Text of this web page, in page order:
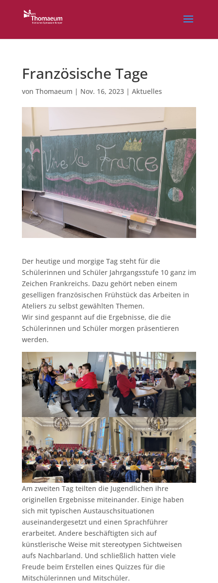
Französische Tage
von Thomaeum | Nov. 16, 2023| Aktuelles
Der heutige und morgige Tag steht für die
Schülerinnen und Schüler Jahrgangsstufe 10 ganz im
Zeichen Frankreichs. Dazu gehört neben einem
geselligen französischen Frühstück das Arbeiten in
Ateliers zu selbst gewählten Themen.
Wir sind gespannt auf die Ergebnisse, die die
Schülerinnen und Schüler morgen präsentieren
werden.
Am zweiten Tag teilten die Jugendlichen ihre
originellen Ergebnisse miteinander. Einige haben
sich mit typischen Austauschsituationen
auseinandergesetzt und einen Sprachführer
erarbeitet. Andere beschäftigten sich auf
künstlerische Weise mit stereotypen Sichtweisen
aufs Nachbarland. Und schließlich hatten viele
Freude beim Erstellen eines Quizzes für die
Mitschülerinnen und Mitschüler.